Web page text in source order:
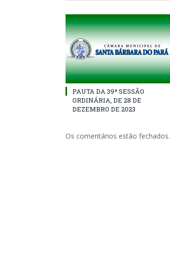
PAUTA DA 39ª SESSÃO
ORDINÁRIA, DE 28 DE
DEZEMBRO DE 2023
Os comentários estão fechados.